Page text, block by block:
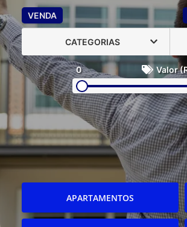
VENDA
CATEGORIAS
0 Valor
APARTAMENTOS